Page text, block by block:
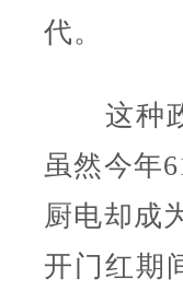
代。
这种政
虽然今年
厨电却成
开门红期